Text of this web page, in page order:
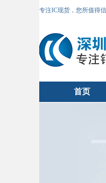
专注IC现货，您所值得
首页